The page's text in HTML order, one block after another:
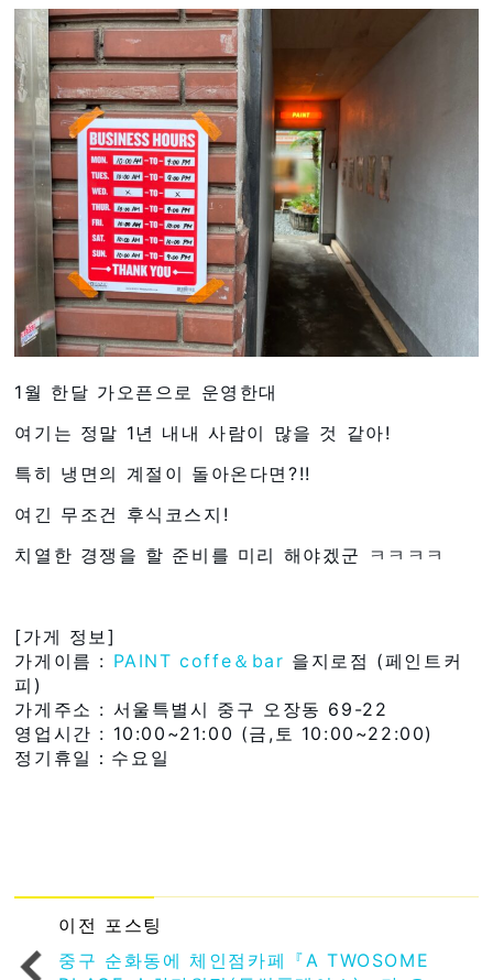
1월 한달 가오픈으로 운영한대
여기는 정말 1년 내내 사람이 많을 것 같아!
특히 냉면의 계절이 돌아온다면?!!
여긴 무조건 후식코스지!
치열한 경쟁을 할 준비를 미리 해야겠군 ㅋㅋㅋㅋ
[가게 정보]
가게이름 : PAINT coffe＆bar 을지로점 (페인트커
피)
가게주소 : 서울특별시 중구 오장동 69-22
영업시간 : 10:00~21:00 (금,토 10:00~22:00)
정기휴일：수요일
이전 포스팅
중구 순화동에 체인점카페『A TWOSOME